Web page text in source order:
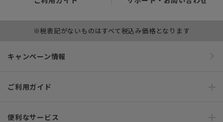
※税表記がないものはすべて税込み価格となります
キャンペーン情報
ご利用ガイド
便利なサービス